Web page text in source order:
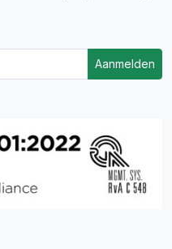
Aanmelden